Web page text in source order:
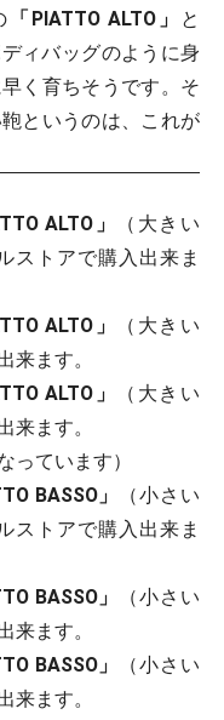
「PIATTO ALTO」
と
ィバッグのように身
く育ちそうです。そ
というのは、これが
ALTO」
（大きい
ストアで購入出来ま
ALTO」
（大きい
来ます。
ALTO」
（大きい
来ます。
っています）
BASSO」
（小さい
ストアで購入出来ま
BASSO」
（小さい
来ます。
BASSO」
（小さい
来ます。